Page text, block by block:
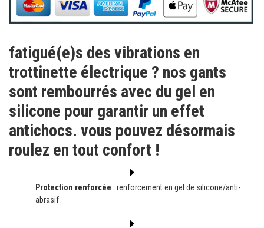
fatigué(e)s des vibrations en
trottinette électrique ? nos gants
sont rembourrés avec du gel en
silicone pour garantir un effet
antichocs. vous pouvez désormais
roulez en tout confort !
Protection renforcée : renforcement en gel de silicone/anti-
abrasif